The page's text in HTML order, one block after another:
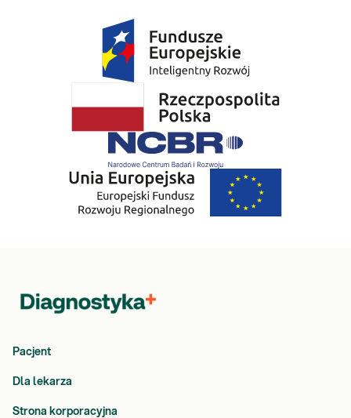
Pacjent
Dla lekarza
Strona korporacyjna